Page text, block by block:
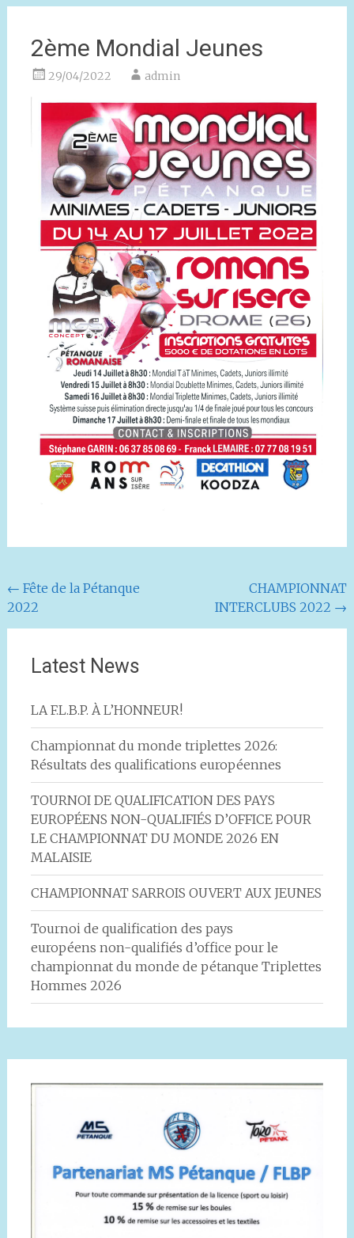
2ème Mondial Jeunes
29/04/2022 admin
Navigation
de
← Fête de la Pétanque
2022
CHAMPIONNAT
INTERCLUBS 2022 →
Latest News
LA F.L.B.P. À L’HONNEUR!
Championnat du monde triplettes 2026:
Résultats des qualifications européennes
TOURNOI DE QUALIFICATION DES PAYS
EUROPÉENS NON-QUALIFIÉS D’OFFICE POUR
LE CHAMPIONNAT DU MONDE 2026 EN
MALAISIE
CHAMPIONNAT SARROIS OUVERT AUX JEUNES
Tournoi de qualification des pays
européens non-qualifiés d’office pour le
championnat du monde de pétanque Triplettes
Hommes 2026